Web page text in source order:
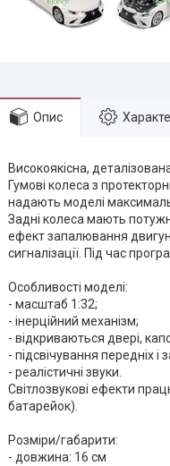
Опис
Високоякісна,
Гумові колеса з
надають моделі
Задні колеса мають
ефект запалювання
сигналізації. Під час
Особливості моделі:
- масштаб 1:32;
- інерційний механізм;
- відкриваються двері,
- підсвічування передніх і
- реалістичні звуки.
Світлозвукові ефекти
батарейок).
Розміри/габарити:
- довжина: 16 см